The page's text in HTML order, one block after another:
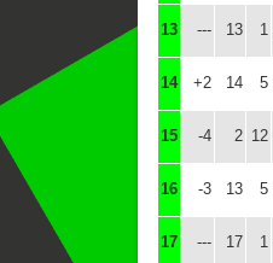
13 --- 13 1
14 +2 14 5
15 -4 2 12
16 -3 13 5
17 --- 17 1